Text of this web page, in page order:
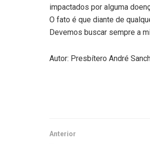
impactados por alguma
O fato é que diante de
Devemos buscar sempre a
Autor: Presbítero André
Anterior